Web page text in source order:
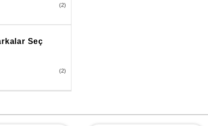
(2)
Seç
(2)